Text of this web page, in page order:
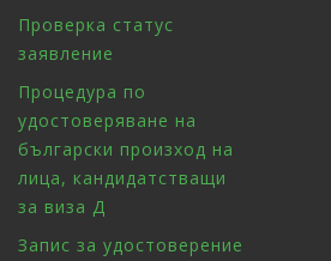
Проверка статус
заявление
Процедура по
удостоверяване на
български произход на
лица, кандидатстващи
за виза Д
Запис за удостоверение